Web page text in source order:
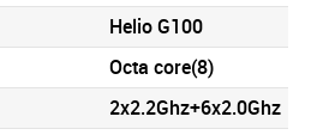
Helio G100
Octa core(8)
2x2.2Ghz+6x2.0Ghz